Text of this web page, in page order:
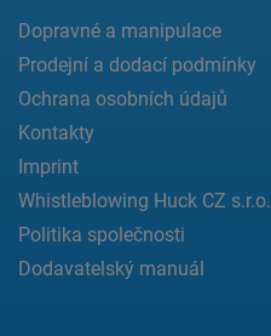
Dopravné a manipulace
Prodejní a dodací podmínky
Ochrana osobních údajů
Kontakty
Imprint
Whistleblowing Huck CZ s.r.o.
Politika společnosti
Dodavatelský manuál